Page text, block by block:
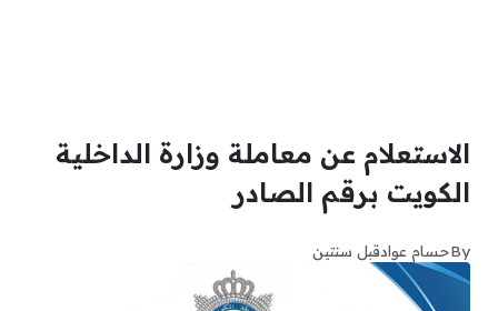
الاستعلام عن معاملة وزارة الداخلية
الكويت برقم الصادر
Byحسام عوادقبل سنتين